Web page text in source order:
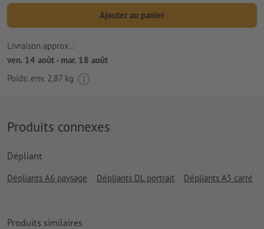
Ajouter au panier
Livraison approx. :
ven. 14 août - mar. 18 août
Poids: env. 2,87 kg
Produits connexes
Dépliant
Dépliants A6 paysage Dépliants DL portrait Dépliants A5 carré
Produits similaires